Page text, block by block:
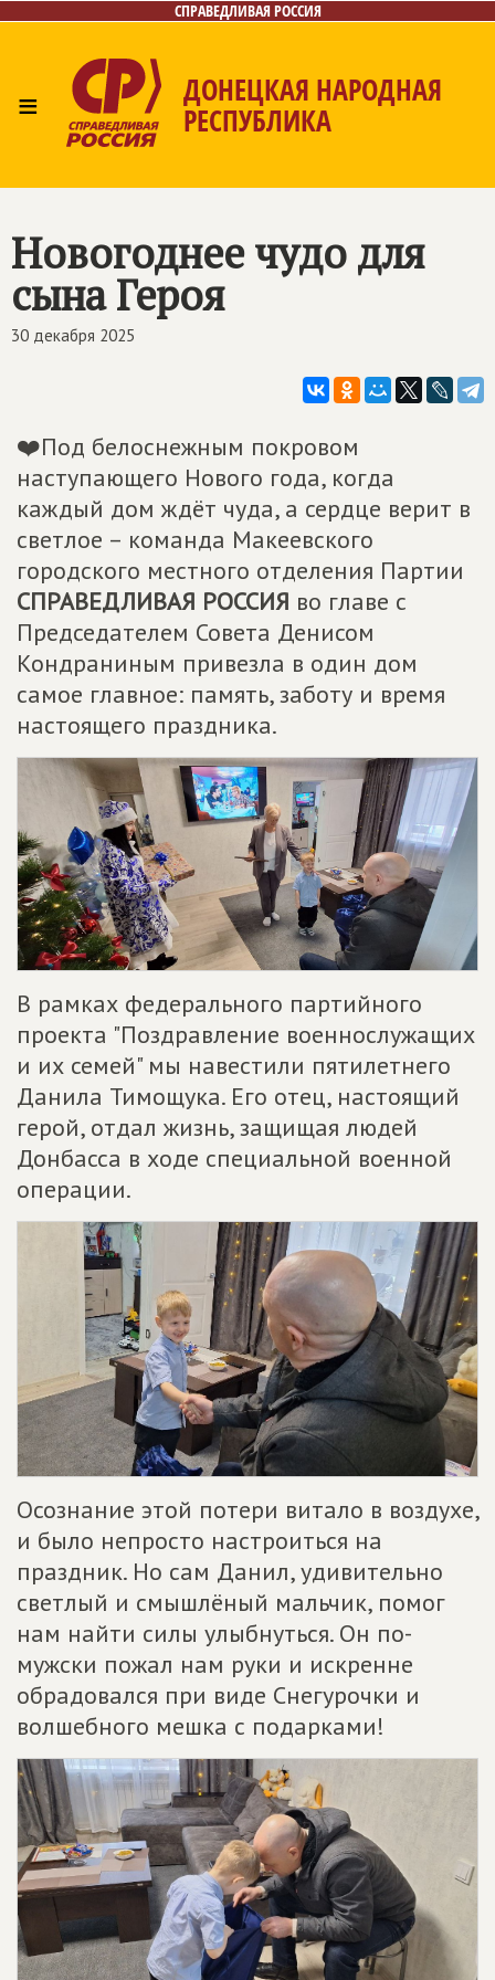
СПРАВЕДЛИВАЯ РОССИЯ
≡ ДОНЕЦКАЯ НАРОДНАЯ
РЕСПУБЛИКА
Новогоднее чудо для
сына Героя
30 декабря 2025
❤️Под белоснежным покровом
наступающего Нового года, когда
каждый дом ждёт чуда, а сердце верит в
светлое – команда Макеевского
городского местного отделения Партии
СПРАВЕДЛИВАЯ РОССИЯ во главе с
Председателем Совета Денисом
Кондраниным привезла в один дом
самое главное: память, заботу и время
настоящего праздника.
В рамках федерального партийного
проекта "Поздравление военнослужащих
и их семей" мы навестили пятилетнего
Данила Тимощука. Его отец, настоящий
герой, отдал жизнь, защищая людей
Донбасса в ходе специальной военной
операции.
Осознание этой потери витало в воздухе,
и было непросто настроиться на
праздник. Но сам Данил, удивительно
светлый и смышлёный мальчик, помог
нам найти силы улыбнуться. Он по-
мужски пожал нам руки и искренне
обрадовался при виде Снегурочки и
волшебного мешка с подарками!